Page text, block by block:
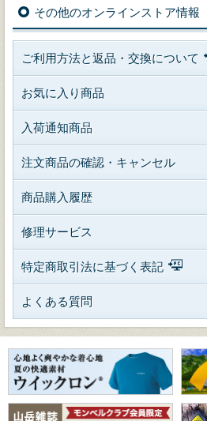
その他のオンラインストア情報
ご利用方法と返品・交換について
お気に入り商品
入荷通知商品
注文商品の確認・キャンセル
商品購入履歴
修理サービス
特定商取引法に基づく表記
よくある質問